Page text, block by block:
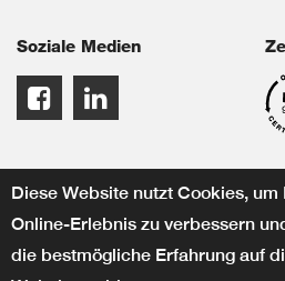
Soziale Medien
Diese Website nutzt Cookies, um
Online-Erlebnis zu verbessern
die bestmögliche Erfahrung auf